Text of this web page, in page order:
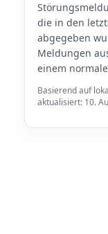
die in den
abgegeben
Meldungen
einem
Basierend auf
aktualisiert: 10.